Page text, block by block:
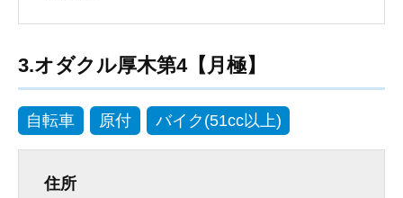
3.オダクル厚木第4【月極】
自転車 原付 バイク(51cc以上)
住所